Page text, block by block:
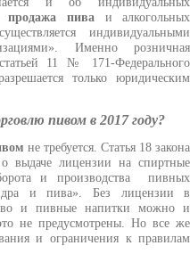
продажа пива и алкогольных
индивидуальными
Именно розничная
11 № 171-Федерального
только юридическим
пивом в 2017 году?
не требуется. Статья 18 закона
выдаче лицензии на спиртные
и производства пивных
и пива». Без лицензии в
и пивные напитки можно и
не предусмотрены. Но все же
и ограничения к правилам